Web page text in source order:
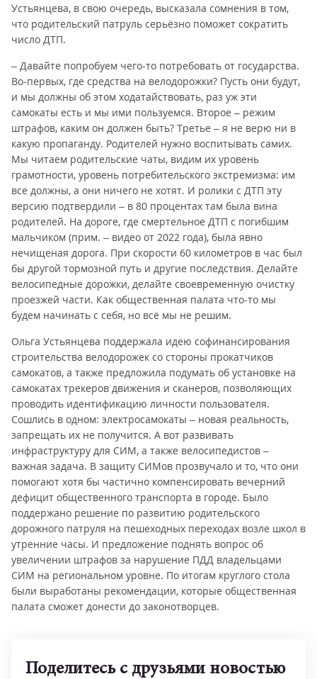
Устьянцева, в свою очередь, высказала сомнения в том,
что родительский патруль серьёзно поможет сократить
число ДТП.
– Давайте попробуем чего-то потребовать от государства.
Во-первых, где средства на велодорожки? Пусть они будут,
и мы должны об этом ходатайствовать, раз уж эти
самокаты есть и мы ими пользуемся. Второе – режим
штрафов, каким он должен быть? Третье – я не верю ни в
какую пропаганду. Родителей нужно воспитывать самих.
Мы читаем родительские чаты, видим их уровень
грамотности, уровень потребительского экстремизма: им
все должны, а они ничего не хотят. И ролики с ДТП эту
версию подтвердили – в 80 процентах там была вина
родителей. На дороге, где смертельное ДТП с погибшим
мальчиком (прим. – видео от 2022 года), была явно
нечищеная дорога. При скорости 60 километров в час был
бы другой тормозной путь и другие последствия. Делайте
велосипедные дорожки, делайте своевременную очистку
проезжей части. Как общественная палата что-то мы
будем начинать с себя, но всё мы не решим.
Ольга Устьянцева поддержала идею софинансирования
строительства велодорожек со стороны прокатчиков
самокатов, а также предложила подумать об установке на
самокатах трекеров движения и сканеров, позволяющих
проводить идентификацию личности пользователя.
Сошлись в одном: электросамокаты – новая реальность,
запрещать их не получится. А вот развивать
инфраструктуру для СИМ, а также велосипедистов –
важная задача. В защиту СИМов прозвучало и то, что они
помогают хотя бы частично компенсировать вечерний
дефицит общественного транспорта в городе. Было
поддержано решение по развитию родительского
дорожного патруля на пешеходных переходах возле школ в
утренние часы. И предложение поднять вопрос об
увеличении штрафов за нарушение ПДД владельцами
СИМ на региональном уровне. По итогам круглого стола
были выработаны рекомендации, которые общественная
палата сможет донести до законотворцев.
Поделитесь с друзьями новостью